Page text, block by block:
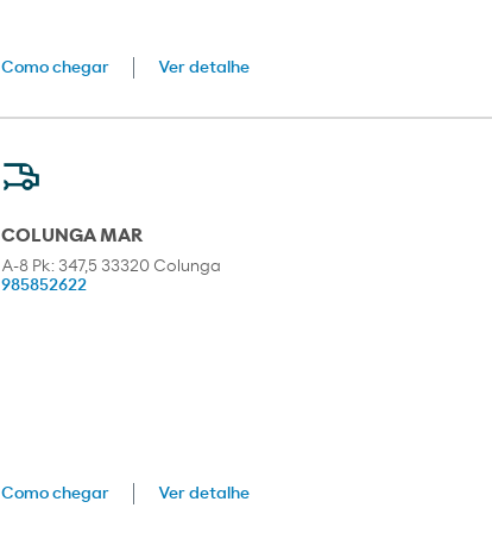
Como chegar Ver detalhe
COLUNGA MAR
A-8 Pk: 347,5 33320 Colunga
985852622
Como chegar Ver detalhe